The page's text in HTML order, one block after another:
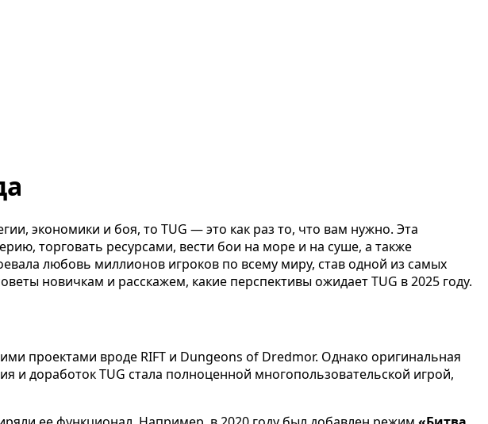
экономики и боя, то TUG — это как раз то, что вам нужно. Эта
торговать ресурсами, вести бои на море и на суше, а также
любовь миллионов игроков по всему миру, став одной из самых
новичкам и расскажем, какие перспективы ожидает TUG в 2025 году.
проектами вроде RIFT и Dungeons of Dredmor. Однако оригинальная
и доработок TUG стала полноценной многопользовательской игрой,